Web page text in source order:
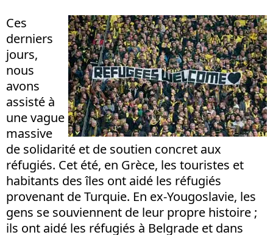
Ces
derniers
jours,
nous
avons
assisté à
une vague
massive
de solidarité et de soutien concret aux
réfugiés. Cet été, en Grèce, les touristes et
habitants des îles ont aidé les réfugiés
provenant de Turquie. En ex-Yougoslavie, les
gens se souviennent de leur propre histoire ;
ils ont aidé les réfugiés à Belgrade et dans